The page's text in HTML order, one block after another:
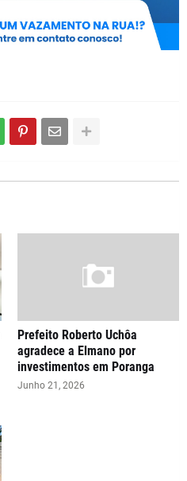
Prefeito Roberto Uchôa
agradece a Elmano por
investimentos em Poranga
Junho 21, 2026